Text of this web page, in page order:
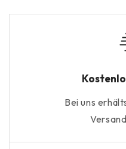
Bei uns